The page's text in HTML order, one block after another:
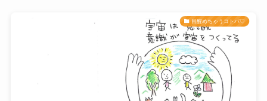
目醒めちゃうコトバ♡